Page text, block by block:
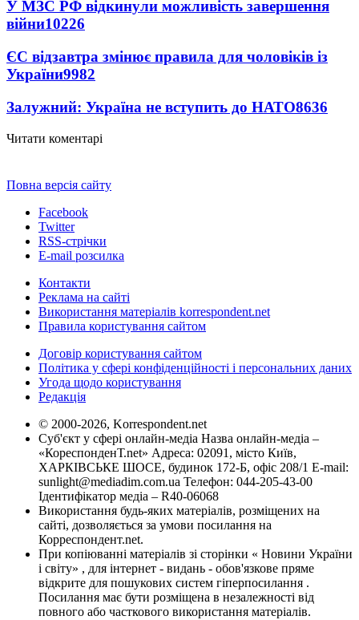
У МЗС РФ відкинули можливість завершення
війни10226
ЄС відзавтра змінює правила для чоловіків із
України9982
Залужний: Україна не вступить до НАТО8636
Читати коментарі
Повна версія сайту
Facebook
Twitter
RSS-стрічки
E-mail розсилка
Контакти
Реклама на сайті
Використання матеріалів korrespondent.net
Правила користування сайтом
Договір користування сайтом
Політика у сфері конфіденційності і персональних даних
Угода щодо користування
Редакція
© 2000-2026, Korrespondent.net
Суб'єкт у сфері онлайн-медіа Назва онлайн-медіа –
«КореспонденТ.net» Адреса: 02091, місто Київ,
ХАРКІВСЬКЕ ШОСЕ, будинок 172-Б, офіс 208/1 E-mail:
sunlight@mediadim.com.ua Телефон: 044-205-43-00
Ідентифікатор медіа – R40-06068
Використання будь-яких матеріалів, розміщених на
сайті, дозволяється за умови посилання на
Корреспондент.net.
При копіюванні матеріалів зі сторінки « Новини України
і світу» , для інтернет - видань - обов'язкове пряме
відкрите для пошукових систем гіперпосилання .
Посилання має бути розміщена в незалежності від
повного або часткового використання матеріалів.